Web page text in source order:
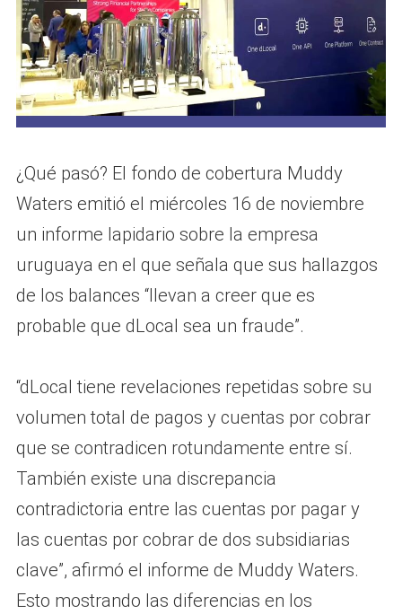
¿Qué pasó? El fondo de cobertura Muddy
Waters emitió el miércoles 16 de noviembre
un informe lapidario sobre la empresa
uruguaya en el que señala que sus hallazgos
de los balances “llevan a creer que es
probable que dLocal sea un fraude”.
“dLocal tiene revelaciones repetidas sobre su
volumen total de pagos y cuentas por cobrar
que se contradicen rotundamente entre sí.
También existe una discrepancia
contradictoria entre las cuentas por pagar y
las cuentas por cobrar de dos subsidiarias
clave”, afirmó el informe de Muddy Waters.
Esto mostrando las diferencias en los